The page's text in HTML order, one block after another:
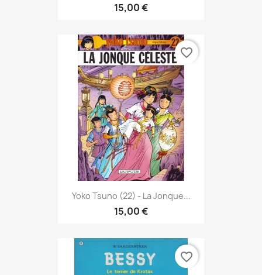
15,00 €
Yoko Tsuno (22) - La Jonque...
15,00 €
favorite_border
favorite_border